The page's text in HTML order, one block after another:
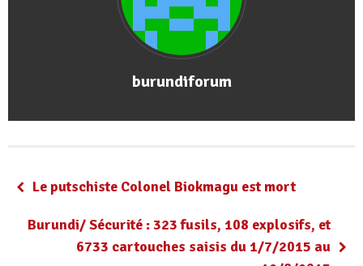
burundiforum
Le putschiste Colonel Biokmagu est mort
Burundi/ Sécurité : 323 fusils, 108 explosifs, et
6733 cartouches saisis du 1/7/2015 au